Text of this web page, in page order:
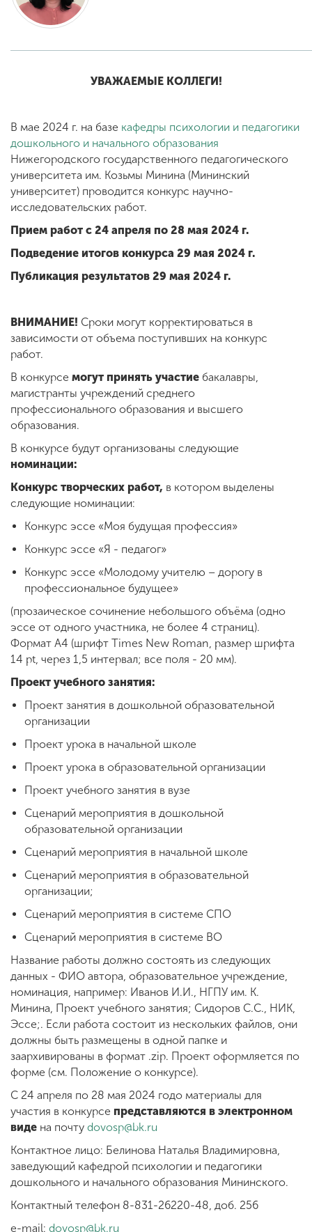
ENG
+7 (831) 262-26-20
УВАЖАЕМЫЕ КОЛЛЕГИ!
В мае 2024 г. на базе кафедры психологии и педагогики
дошкольного и начального образования
Нижегородского государственного педагогического
университета им. Козьмы Минина (Мининский
университет) проводится конкурс научно-
исследовательских работ.
Прием работ с 24 апреля по 28 мая 2024 г.
Подведение итогов конкурса 29 мая 2024 г.
Публикация результатов 29 мая 2024 г.
ВНИМАНИЕ! Сроки могут корректироваться в
зависимости от объема поступивших на конкурс
работ.
В конкурсе могут принять участие бакалавры,
магистранты учреждений среднего
профессионального образования и высшего
образования.
В конкурсе будут организованы следующие
номинации:
Конкурс творческих работ, в котором выделены
следующие номинации:
Конкурс эссе «Моя будущая профессия»
Конкурс эссе «Я - педагог»
Конкурс эссе «Молодому учителю – дорогу в
профессиональное будущее»
(прозаическое сочинение небольшого объёма (одно
эссе от одного участника, не более 4 страниц).
Формат А4 (шрифт Times New Roman, размер шрифта
14 pt, через 1,5 интервал; все поля - 20 мм).
Проект учебного занятия:
Проект занятия в дошкольной образовательной
организации
Проект урока в начальной школе
Проект урока в образовательной организации
Проект учебного занятия в вузе
Сценарий мероприятия в дошкольной
образовательной организации
Сценарий мероприятия в начальной школе
Сценарий мероприятия в образовательной
организации;
Сценарий мероприятия в системе СПО
Сценарий мероприятия в системе ВО
Название работы должно состоять из следующих
данных - ФИО автора, образовательное учреждение,
номинация, например: Иванов И.И., НГПУ им. К.
Минина, Проект учебного занятия; Сидоров С.С., НИК,
Эссе;. Если работа состоит из нескольких файлов, они
должны быть размещены в одной папке и
заархивированы в формат .zip. Проект оформляется по
форме (см. Положение о конкурсе).
С 24 апреля по 28 мая 2024 годо материалы для
участия в конкурсе представляются в электронном
виде на почту dovosp@bk.ru
Контактное лицо: Белинова Наталья Владимировна,
заведующий кафедрой психологии и педагогики
дошкольного и начального образования Мининского.
Контактный телефон 8-831-26220-48, доб. 256
e-mail: dovosp@bk.ru